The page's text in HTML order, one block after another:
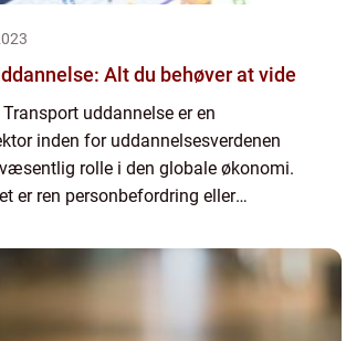
Alt du behøver at vide
uddannelse er en
inden for uddannelsesverdenen
rolle i den globale økonomi.
er ren personbefordring eller
afgørende ...